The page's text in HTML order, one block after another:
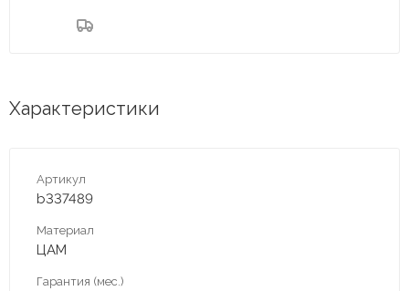
Характеристики
Артикул
b337489
Материал
ЦАМ
Гарантия (мес.)